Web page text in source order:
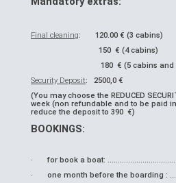
Final cleaning: 120.00 € (3 cabins)
150 € (4 cabins)
180 € (5 cabins and
Security Deposit: 2500,0 €
(You may choose the REDUCED
week (non refundable and to be paid
reduce the deposit to 390 €)
BOOKINGS:
· for book a boat:
· one month before the boarding :